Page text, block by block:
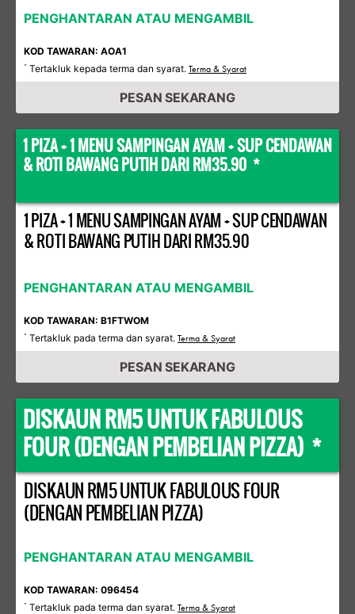
PENGHANTARAN ATAU MENGAMBIL
KOD TAWARAN: AOA1
* Tertakluk kepada terma dan syarat. Terma & Syarat
PESAN SEKARANG
1 PIZA + 1 MENU SAMPINGAN AYAM + SUP CENDAWAN
& ROTI BAWANG PUTIH DARI RM35.90 *
1 PIZA + 1 MENU SAMPINGAN AYAM + SUP CENDAWAN
& ROTI BAWANG PUTIH DARI RM35.90
PENGHANTARAN ATAU MENGAMBIL
KOD TAWARAN: B1FTWOM
* Tertakluk pada terma dan syarat. Terma & Syarat
PESAN SEKARANG
DISKAUN RM5 UNTUK FABULOUS
FOUR (DENGAN PEMBELIAN PIZZA) *
DISKAUN RM5 UNTUK FABULOUS FOUR
(DENGAN PEMBELIAN PIZZA)
PENGHANTARAN ATAU MENGAMBIL
KOD TAWARAN: 096454
* Tertakluk pada terma dan syarat. Terma & Syarat